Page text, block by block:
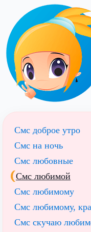
Смс доброе утро
Смс на ночь
Смс любовные
Смс любимой
Смс любимому
Смс любимому,
Смс скучаю